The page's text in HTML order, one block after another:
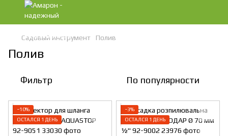
Садовый инструмент Полив
Полив
Фильтр По популярности
−10%
ОСТАЛСЯ 1 ДЕНЬ
−3%
ОСТАЛСЯ 1 ДЕНЬ